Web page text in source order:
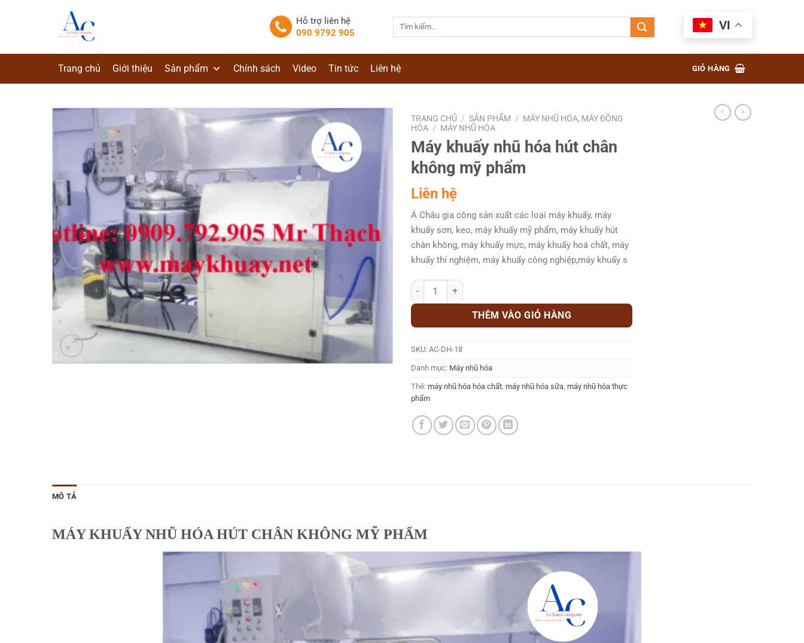
dung
Hỗ trợ liên hệ
090 9792 905
VI
Trang chủ Giới thiệu Sản phẩm Chính sách Video Tin tức Liên hệ GIỎ HÀNG
TRANG CHỦ / SẢN PHẨM / MÁY NHŨ HÓA, MÁY ĐỒNG
HÓA / MÁY NHŨ HÓA
Máy khuấy nhũ hóa hút chân
không mỹ phẩm
Liên hệ
Á Châu gia công sản xuất các loại máy khuấy, máy
khuấy sơn, keo, máy khuấy mỹ phẩm, máy khuấy hút
chân không, máy khuấy mực, máy khuấy hoá chất, máy
khuấy thí nghiệm, máy khuấy công nghiệp,máy khuấy s
Máy khuấy nhũ hóa hút chân không mỹ phẩm số lượng
THÊM VÀO GIỎ HÀNG
SKU: AC-DH-18
Danh mục: Máy nhũ hóa
Thẻ: máy nhũ hóa hóa chất máy nhũ hóa sữa máy nhũ hóa thực
phẩm
MÔ TẢ
MÁY KHUẤY NHŨ HÓA HÚT CHÂN KHÔNG MỸ PHẨM